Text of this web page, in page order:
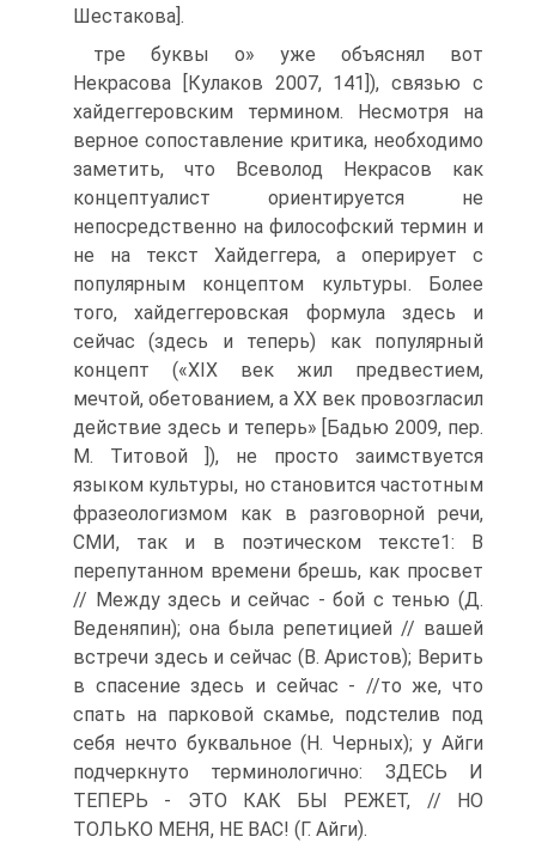
Шестакова].
тре буквы о» уже объяснял вот
Некрасова [Кулаков 2007, 141]), связью с
хайдеггеровским термином. Несмотря на
верное сопоставление критика, необходимо
заметить, что Всеволод Некрасов как
концептуалист ориентируется не
непосредственно на философский термин и
не на текст Хайдеггера, а оперирует с
популярным концептом культуры. Более
того, хайдеггеровская формула здесь и
сейчас (здесь и теперь) как популярный
концепт («ХІХ век жил предвестием,
мечтой, обетованием, а ХХ век провозгласил
действие здесь и теперь» [Бадью 2009, пер.
М. Титовой ]), не просто заимствуется
языком культуры, но становится частотным
фразеологизмом как в разговорной речи,
СМИ, так и в поэтическом тексте1: В
перепутанном времени брешь, как просвет
// Между здесь и сейчас - бой с тенью (Д.
Веденяпин); она была репетицией // вашей
встречи здесь и сейчас (В. Аристов); Верить
в спасение здесь и сейчас - //то же, что
спать на парковой скамье, подстелив под
себя нечто буквальное (Н. Черных); у Айги
подчеркнуто терминологично: ЗДЕСЬ И
ТЕПЕРЬ - ЭТО КАК БЫ РЕЖЕТ, // НО
ТОЛЬКО МЕНЯ, НЕ ВАС! (Г. Айги).